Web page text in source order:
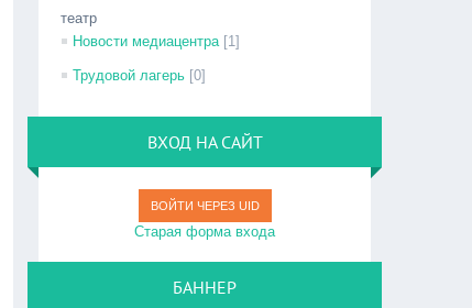
театр
Новости медиацентра [1]
Трудовой лагерь [0]
ВХОД НА САЙТ
ВОЙТИ ЧЕРЕЗ UID
Старая форма входа
БАННЕР